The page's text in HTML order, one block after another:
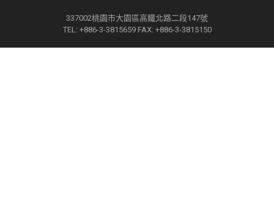
337002桃園市大園區高鐵北路二段147號
TEL: +886-3-3815659 FAX: +886-3-3815150